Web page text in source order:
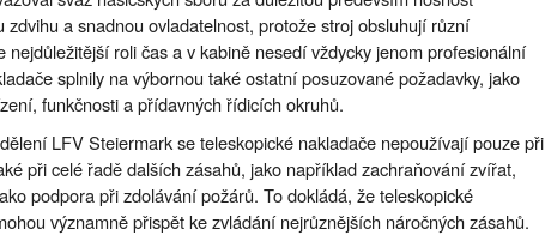
zdvihu a snadnou ovladatelnost, protože stroj obsluhují různí
roli čas a v kabině nesedí vždycky jenom profesionální
splnily na výbornou také ostatní posuzované požadavky, jako
funkčnosti a přídavných řídicích okruhů.
LFV Steiermark se teleskopické nakladače nepoužívají pouze při
při celé řadě dalších zásahů, jako například zachraňování zvířat,
podpora při zdolávání požárů. To dokládá, že teleskopické
významně přispět ke zvládání nejrůznějších náročných zásahů.